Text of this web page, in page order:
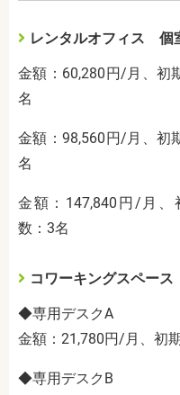
レンタルオフィス 個
金額：60,280円/月、初
名
金額：98,560円/月、初
名
金額：147,840円/月、
数：3名
コワーキングスペース
◆専用デスクA
金額：21,780円/月、初
◆専用デスクB